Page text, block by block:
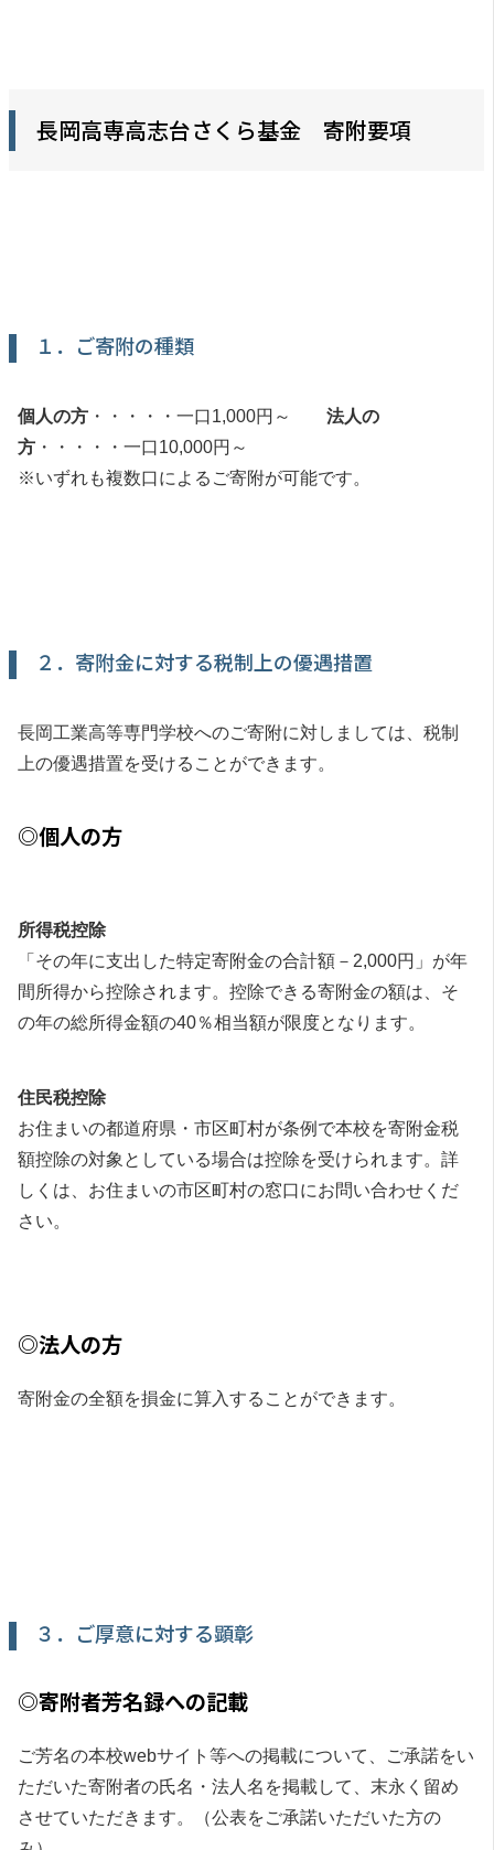
長岡高専高志台さくら基金 寄附要項
１．ご寄附の種類
個人の方 ・・・・・一口1,000円～ 法人の
方 ・・・・・一口10,000円～
※いずれも複数口によるご寄附が可能です。
２．寄附金に対する税制上の優遇措置
長岡工業高等専門学校へのご寄附に対しましては、税制
上の優遇措置を受けることができます。
◎個人の方
所得税控除
「その年に支出した特定寄附金の合計額－2,000円」が年
間所得から控除されます。控除できる寄附金の額は、そ
の年の総所得金額の40％相当額が限度となります。
住民税控除
お住まいの都道府県・市区町村が条例で本校を寄附金税
額控除の対象としている場合は控除を受けられます。詳
しくは、お住まいの市区町村の窓口にお問い合わせくだ
さい。
◎法人の方
寄附金の全額を損金に算入することができます。
３．ご厚意に対する顕彰
◎寄附者芳名録への記載
ご芳名の本校webサイト等への掲載について、ご承諾をい
ただいた寄附者の氏名・法人名を掲載して、末永く留め
させていただきます。（公表をご承諾いただいた方の